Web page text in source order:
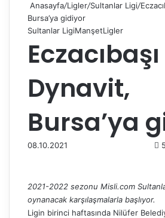
Anasayfa/Ligler/Sultanlar Ligi/
Bursa’ya gidiyor
Sultanlar LigiManşetLigler
Eczacıbaşı
Dynavit,
Bursa’ya
08.10.2021
2021-2022 sezonu Misli.com
oynanacak karşılaşmalarla başlıyor.
Ligin birinci haftasında Nilüfer